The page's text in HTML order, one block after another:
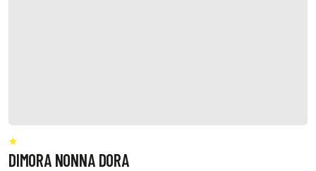
DIMORA NONNA DORA